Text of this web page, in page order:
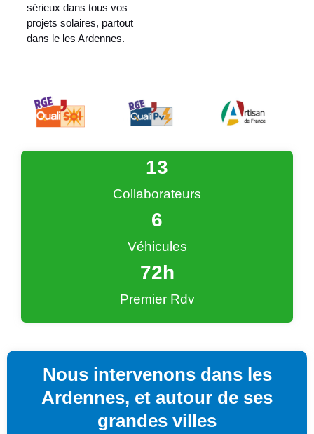
sérieux dans tous vos
projets solaires, partout
dans le les Ardennes.
Collaborateurs
13
Véhicules
6
Premier Rdv
72h
Nous intervenons dans les
Ardennes, et autour de ses
grandes villes